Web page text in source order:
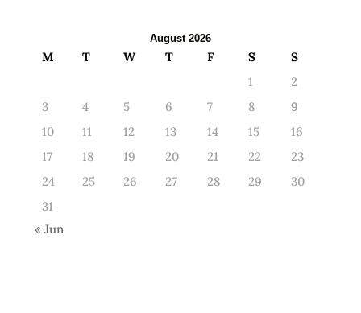
August 2026
M T W T F S
S
1
2
3
4 5 6 7 8
9
10
11 12 13 14 15
16
17
18 19 20 21 22
23
24
25 26 27 28 29
30
31
« Jun